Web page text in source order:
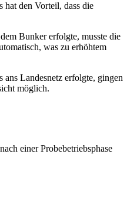
hat den Vorteil, dass die
Bunker erfolgte, musste die
was zu erhöhtem
ans Landesnetz erfolgte, gingen
möglich.
einer Probebetriebsphase